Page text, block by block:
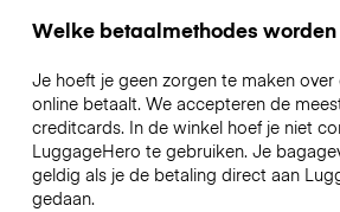
Welke betaalmethodes
Je hoeft je geen zorgen te maken over
online betaalt. We accepteren de
creditcards. In de winkel hoef je niet
LuggageHero te gebruiken. Je
geldig als je de betaling direct aan
gedaan.